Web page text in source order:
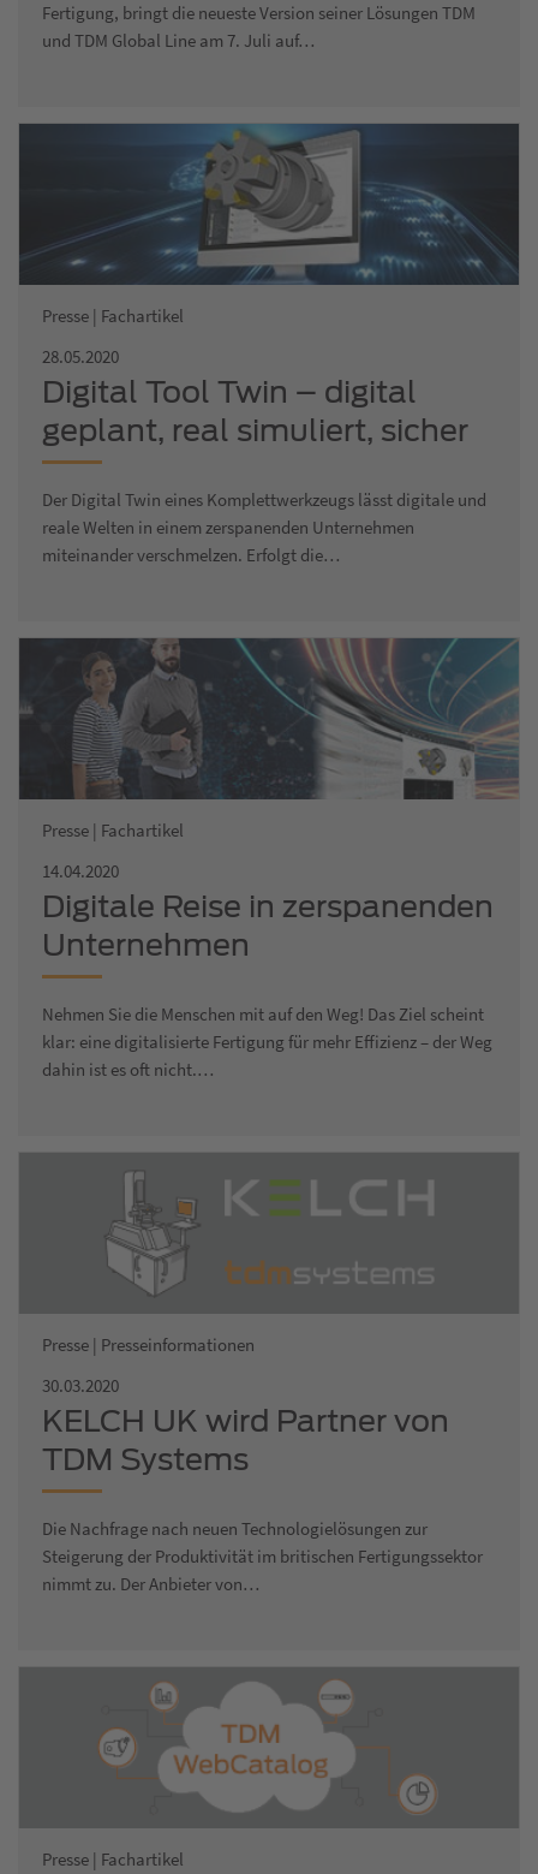
Fertigung, bringt die neueste Version seiner Lösungen TDM
und TDM Global Line am 7. Juli auf…
Presse | Fachartikel
28.05.2020
Digital Tool Twin – digital
geplant, real simuliert, sicher
eingefahren
Der Digital Twin eines Komplettwerkzeugs lässt digitale und
reale Welten in einem zerspanenden Unternehmen
miteinander verschmelzen. Erfolgt die…
Presse | Fachartikel
14.04.2020
Digitale Reise in zerspanenden
Unternehmen
Nehmen Sie die Menschen mit auf den Weg! Das Ziel scheint
klar: eine digitalisierte Fertigung für mehr Effizienz – der Weg
dahin ist es oft nicht.…
Presse | Presseinformationen
30.03.2020
KELCH UK wird Partner von
TDM Systems
Die Nachfrage nach neuen Technologielösungen zur
Steigerung der Produktivität im britischen Fertigungssektor
nimmt zu. Der Anbieter von…
Presse | Fachartikel